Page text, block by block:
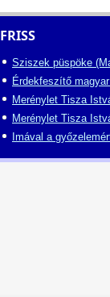
FRISS
Sziszek püspöke
Érdekfeszítő
Merénylet Tisza
Merénylet Tisza
Imával a